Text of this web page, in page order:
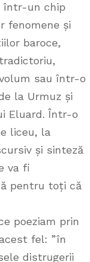
într-un chip
fenomene și
baroce,
sau într-o
la Urmuz și
Eluard. Într-o
liceu, la
și sinteză
va fi
pentru toți că
poeziam prin
fel: ”în
distrugerii